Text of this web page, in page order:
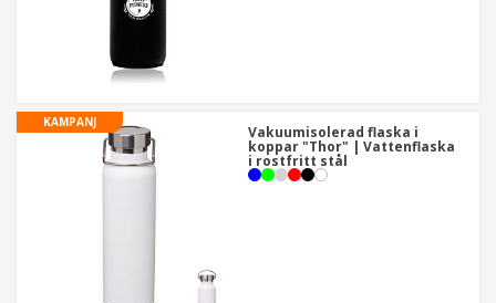
KAMPANJ
Vakuumisolerad flaska i
koppar "Thor" | Vattenflaska
i rostfritt stål